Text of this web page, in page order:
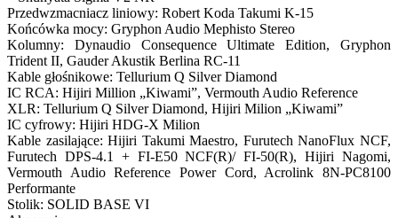
Przedwzmacniacz liniowy: Robert Koda Takumi K-15
Końcówka mocy: Gryphon Audio Mephisto Stereo
Kolumny: Dynaudio Consequence Ultimate Edition, Gryphon
Trident II, Gauder Akustik Berlina RC-11
Kable głośnikowe: Tellurium Q Silver Diamond
IC RCA: Hijiri Million „Kiwami”, Vermouth Audio Reference
XLR: Tellurium Q Silver Diamond, Hijiri Milion „Kiwami”
IC cyfrowy: Hijiri HDG-X Milion
Kable zasilające: Hijiri Takumi Maestro, Furutech NanoFlux NCF,
Furutech DPS-4.1 + FI-E50 NCF(R)/ FI-50(R), Hijiri Nagomi,
Vermouth Audio Reference Power Cord, Acrolink 8N-PC8100
Performante
Stolik: SOLID BASE VI